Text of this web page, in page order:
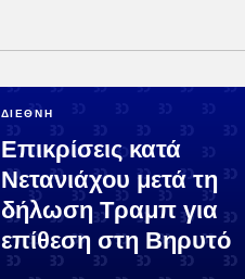
ΔΙΕΘΝΗ
Επικρίσεις κατά
Νετανιάχου μετά τη
δήλωση Τραμπ για
επίθεση στη Βηρυτό